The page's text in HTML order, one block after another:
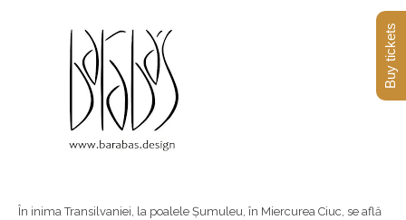
În inima Transilvaniei, la poalele Șumuleu, în Miercurea Ciuc, se află
Buy tickets